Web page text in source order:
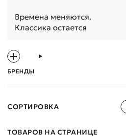
Времена меняются.
Классика остается
БРЕНДЫ
СОРТИРОВКА
ТОВАРОВ НА СТРАНИЦЕ